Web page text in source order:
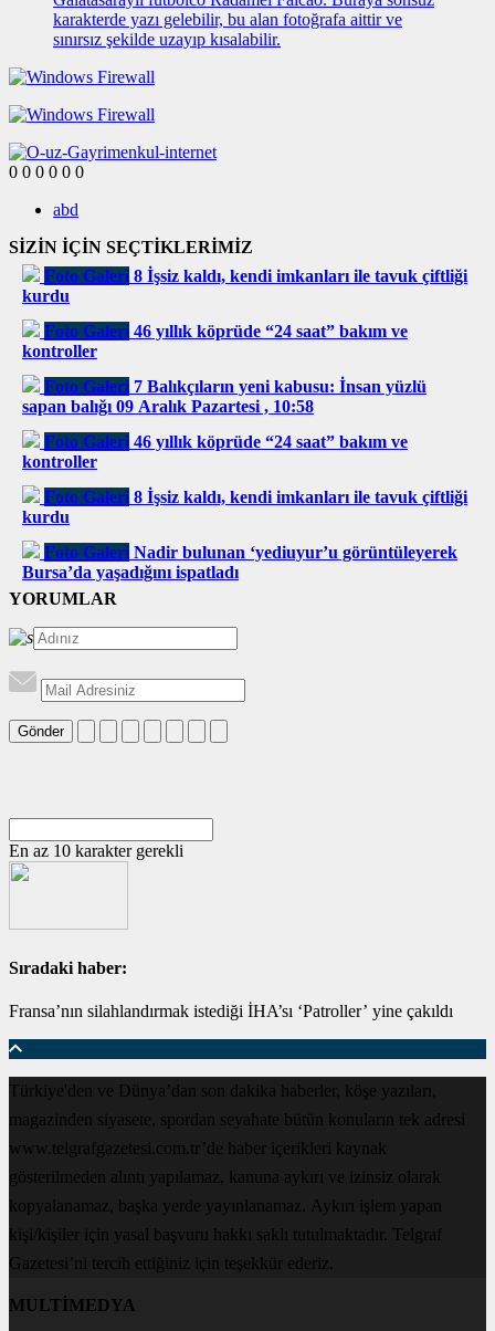
karakterde yazı gelebilir, bu alan fotoğrafa aittir ve
sınırsız şekilde uzayıp kısalabilir.
0 0 0 0 0 0
abd
SİZİN İÇİN SEÇTİKLERİMİZ
Foto Galeri 8 İşsiz kaldı, kendi imkanları ile tavuk çiftliği
kurdu
Foto Galeri 46 yıllık köprüde “24 saat” bakım ve
kontroller
Foto Galeri 7 Balıkçıların yeni kabusu: İnsan yüzlü
sapan balığı 09 Aralık Pazartesi , 10:58
Foto Galeri 46 yıllık köprüde “24 saat” bakım ve
kontroller
Foto Galeri 8 İşsiz kaldı, kendi imkanları ile tavuk çiftliği
kurdu
Foto Galeri Nadir bulunan ‘yediuyur’u görüntüleyerek
Bursa’da yaşadığını ispatladı
YORUMLAR
Gönder
En az 10 karakter gerekli
Sıradaki haber:
Fransa’nın silahlandırmak istediği İHA’sı ‘Patroller’ yine çakıldı
Türkiye'den ve Dünya’dan son dakika haberler, köşe yazıları,
magazinden siyasete, spordan seyahate bütün konuların tek adresi
www.telgrafgazetesi.com.tr’de haber içerikleri kaynak
gösterilmeden alıntı yapılamaz, kanuna aykırı ve izinsiz olarak
kopyalanamaz, başka yerde yayınlanamaz. Aykırı işlem yapan
kişi/kişiler için yasal başvuru hakkı saklı tutulmaktadır. Telgraf
Gazetesi’ni tercih ettiğiniz için teşekkür ederiz.
MULTİMEDYA